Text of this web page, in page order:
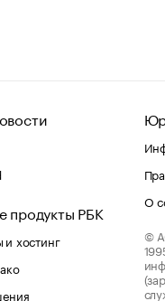
продукты РБК
хостинг
О
©